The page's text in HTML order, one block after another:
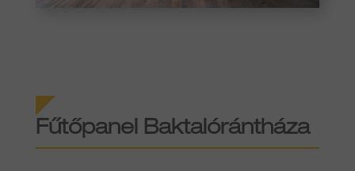
Fűtőpanel Baktalórántháza